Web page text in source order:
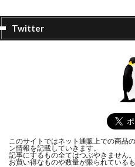
Twitter
このサイトではネット通販上での商品
ン情報を記載していきます。
記事にするもの全てはつぶやきません。
お買い得なものや数量が限られている